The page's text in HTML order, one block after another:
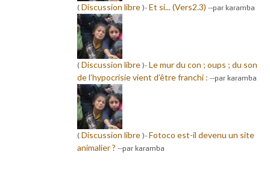
( Discussion libre )- Et si... (Vers2.3) --par karamba
( Discussion libre )- Le mur du con ; oups ; du son
de l’hypocrisie vient d’être franchi : --par karamba
( Discussion libre )- Fotoco est-il devenu un site
animalier ? --par karamba